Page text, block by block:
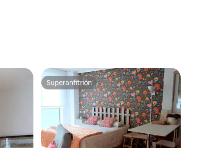
Superanfitrión
Superanfitrión